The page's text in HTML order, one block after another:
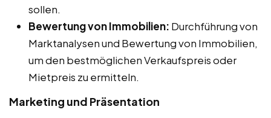
sollen.
Bewertung von Immobilien: Durchführung von
Marktanalysen und Bewertung von Immobilien,
um den bestmöglichen Verkaufspreis oder
Mietpreis zu ermitteln.
Marketing und Präsentation